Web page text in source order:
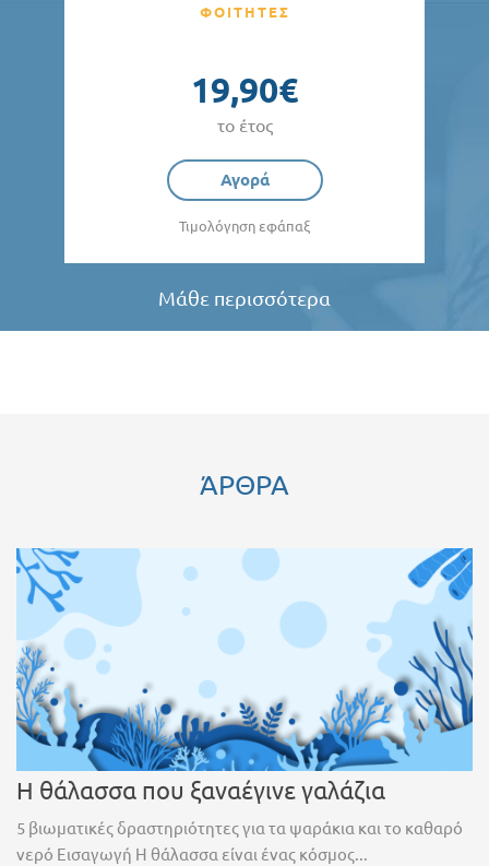
ΦΟΙΤΗΤΕΣ
19,90€
το έτος
Αγορά
Τιμολόγηση εφάπαξ
Μάθε περισσότερα
ΆΡΘΡΑ
Η θάλασσα που ξαναέγινε γαλάζια
5 βιωματικές δραστηριότητες για τα ψαράκια και το καθαρό
νερό Εισαγωγή Η θάλασσα είναι ένας κόσμος...